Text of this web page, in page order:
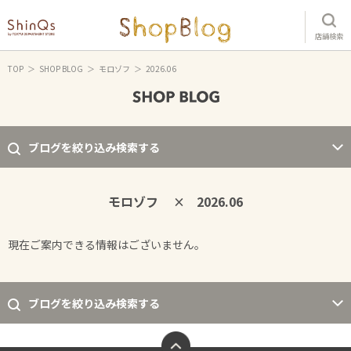
店舗検索
TOP SHOP BLOG モロゾフ 2026.06
ブログを絞り込み検索する
モロゾフ × 2026.06
現在ご案内できる情報はございません。
ブログを絞り込み検索する